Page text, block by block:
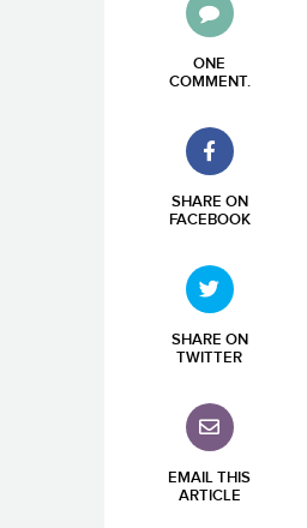
ONE
COMMENT.
SHARE ON
FACEBOOK
SHARE ON
TWITTER
EMAIL THIS
ARTICLE